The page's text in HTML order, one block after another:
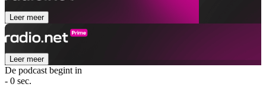
Leer meer
Leer meer
De podcast begint in
- 0 sec.